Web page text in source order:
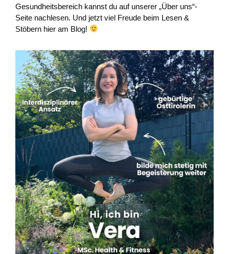
Gesundheitsbereich kannst du auf unserer „Über uns“-
Seite nachlesen. Und jetzt viel Freude beim Lesen &
Stöbern hier am Blog!